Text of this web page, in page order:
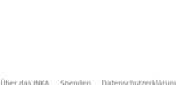
Über das INKA Spenden